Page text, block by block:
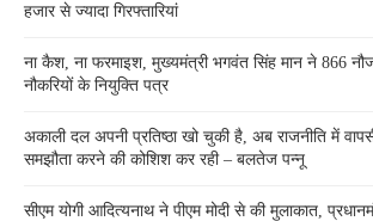
हजार से ज्यादा गिरफ्तारियां
ना कैश, ना फरमाइश, मुख्यमंत्री भगवंत सिंह मान ने 866
नौकरियों के नियुक्ति पत्र
अकाली दल अपनी प्रतिष्ठा खो चुकी है, अब राजनीति में
समझौता करने की कोशिश कर रही – बलतेज पन्नू
सीएम योगी आदित्यनाथ ने पीएम मोदी से की मुलाकात,